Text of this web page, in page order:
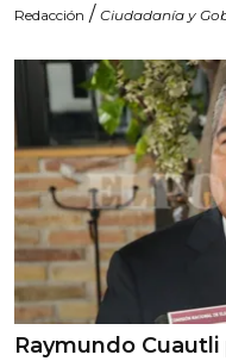
Redacción / Ciudadanía y
Raymundo